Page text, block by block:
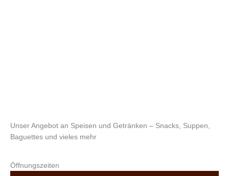
Unser Angebot an Speisen und Getränken – Snacks, Suppen,
Baguettes und vieles mehr
Öffnungszeiten